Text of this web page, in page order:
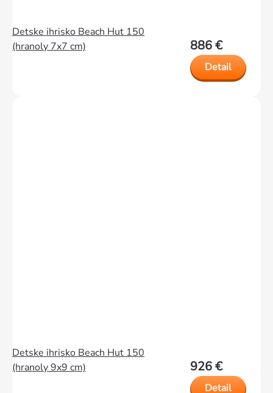
Detske ihrisko Beach Hut 150
(hranoly 7x7 cm)
886 €
Detail
Detske ihrisko Beach Hut 150
(hranoly 9x9 cm)
926 €
Detail